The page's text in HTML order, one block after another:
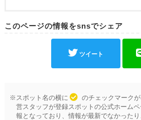
このページの情報をsnsでシェア
ツイート
※スポット名の横に
のチェックマーク
営スタッフが登録スポットの公式ホーム
報となっており、情報が最新でなかった